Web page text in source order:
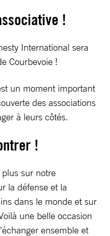
!
International sera
Courbevoie !
un moment important
des associations
à leurs côtés.
!
plus sur notre
la défense et la
dans le monde et sur
une belle occasion
ensemble et